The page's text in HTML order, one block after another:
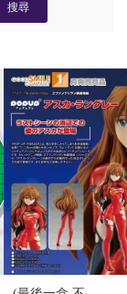
搜尋